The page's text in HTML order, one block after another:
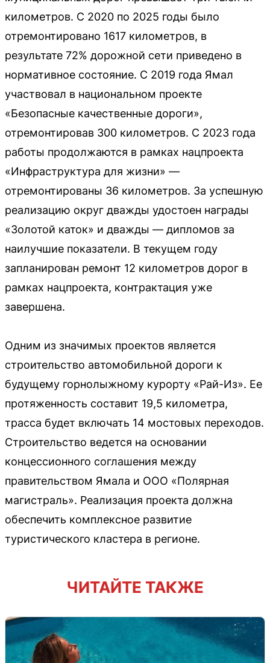
километров. С 2020 по 2025 годы было
отремонтировано 1617 километров, в
результате 72% дорожной сети приведено в
нормативное состояние. С 2019 года Ямал
участвовал в национальном проекте
«Безопасные качественные дороги»,
отремонтировав 300 километров. С 2023 года
работы продолжаются в рамках нацпроекта
«Инфраструктура для жизни» —
отремонтированы 36 километров. За успешную
реализацию округ дважды удостоен награды
«Золотой каток» и дважды — дипломов за
наилучшие показатели. В текущем году
запланирован ремонт 12 километров дорог в
рамках нацпроекта, контрактация уже
завершена.
Одним из значимых проектов является
строительство автомобильной дороги к
будущему горнолыжному курорту «Рай-Из». Ее
протяженность составит 19,5 километра,
трасса будет включать 14 мостовых переходов.
Строительство ведется на основании
концессионного соглашения между
правительством Ямала и ООО «Полярная
магистраль». Реализация проекта должна
обеспечить комплексное развитие
туристического кластера в регионе.
ЧИТАЙТЕ ТАКЖЕ